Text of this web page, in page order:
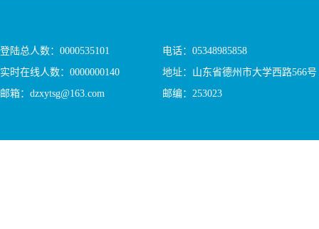
登陆总人数： 0000535101
实时在线人数： 0000000140
邮箱：dzxytsg@163.com
电话：05348985858
地址：山东省德州市大学西路566号
邮编：253023